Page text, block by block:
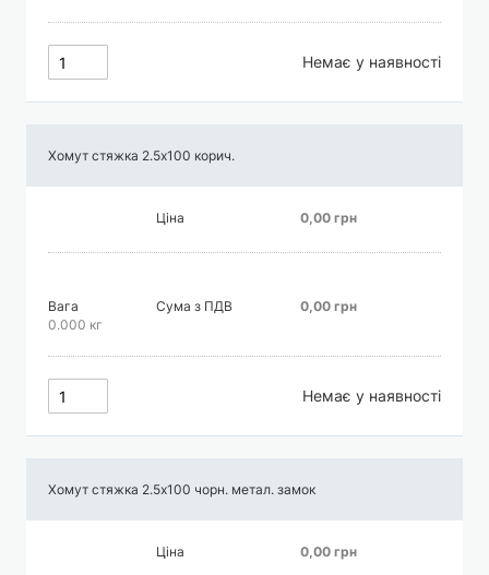
Немає у наявності
Хомут стяжка 2.5х100 корич.
Ціна 0,00 грн
Вага
0.000 кг
Сума з ПДВ 0,00 грн
Немає у наявності
Хомут стяжка 2.5х100 чорн. метал. замок
Ціна 0,00 грн